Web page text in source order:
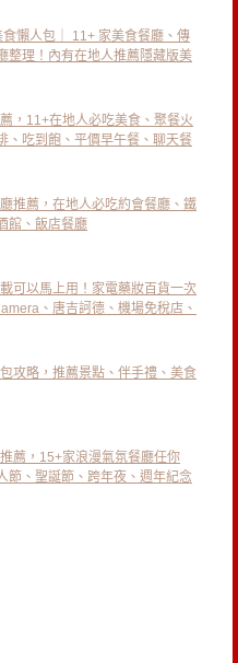
懶人包｜ 11+ 家美食餐廳、傳
整理！內有在地人推薦隱藏版美
，11+在地人必吃美食、聚餐火
、吃到飽、平價早午餐、聊天餐
推薦，在地人必吃約會餐廳、鐵
館、飯店餐廳
可以馬上用！家電藥妝百貨一次
、唐吉訶德、機場免稅店、
攻略，推薦景點、伴手禮、美食
薦，15+家浪漫氣氛餐廳任你
節、聖誕節、跨年夜、週年紀念